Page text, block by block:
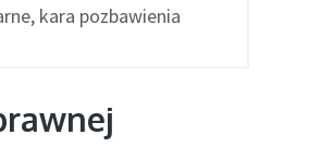
kara pozbawienia